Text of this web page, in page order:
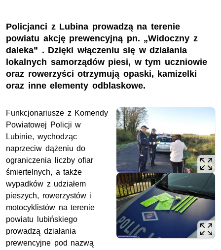
Policjanci z Lubina prowadzą na terenie
powiatu akcję prewencyjną pn. „Widoczny z
daleka” . Dzięki włączeniu się w działania
lokalnych samorządów piesi, w tym uczniowie
oraz rowerzyści otrzymują opaski, kamizelki
oraz inne elementy odblaskowe.
Funkcjonariusze z Komendy
Powiatowej Policji w
Lubinie, wychodząc
naprzeciw dążeniu do
ograniczenia liczby ofiar
śmiertelnych, a także
wypadków z udziałem
pieszych, rowerzystów i
motocyklistów na terenie
powiatu lubińskiego
prowadzą działania
prewencyjne pod nazwą